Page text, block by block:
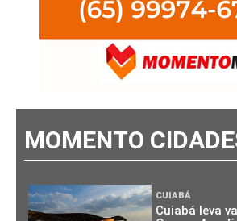
MOMENTO
CUIABÁ
Cuiabá leva